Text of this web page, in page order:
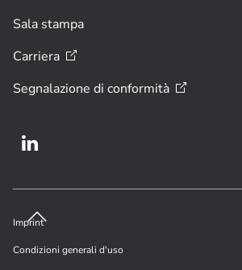
Sala stampa
Carriera
Segnalazione di conformità
Imprint
Condizioni generali d'uso